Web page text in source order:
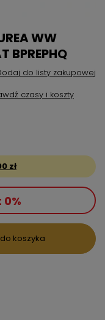
WW
BPREPHQ
do listy zakupowej
czasy i koszty
zł
0%
koszyka